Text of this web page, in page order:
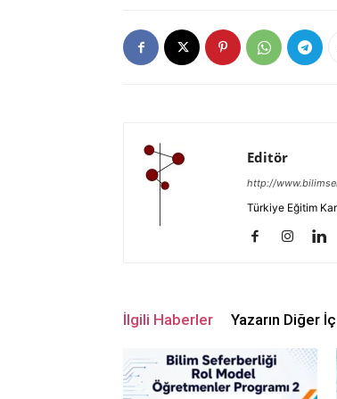
Editör
http://
Türkiye Eğitim
İlgili Haberler Yazarın Diğer